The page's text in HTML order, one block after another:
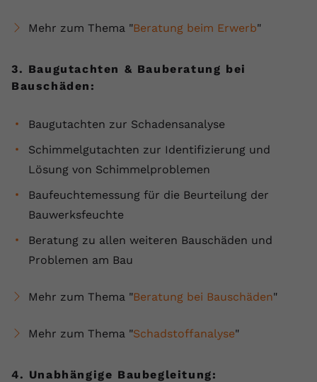
Mehr zum Thema "Beratung beim Erwerb"
3. Baugutachten & Bauberatung bei
Bauschäden:
Baugutachten zur Schadensanalyse
Schimmelgutachten zur Identifizierung und
Lösung von Schimmelproblemen
Baufeuchtemessung für die Beurteilung der
Bauwerksfeuchte
Beratung zu allen weiteren Bauschäden und
Problemen am Bau
Mehr zum Thema "Beratung bei Bauschäden"
Mehr zum Thema "Schadstoffanalyse"
4. Unabhängige Baubegleitung: